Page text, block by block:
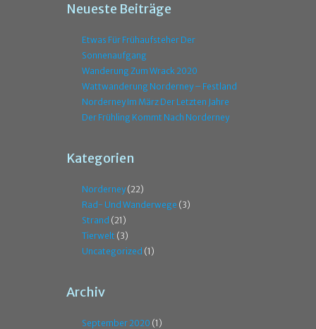
Neueste Beiträge
Etwas Für Frühaufsteher Der
Sonnenaufgang
Wanderung Zum Wrack 2020
Wattwanderung Norderney – Festland
Norderney Im März Der Letzten Jahre
Der Frühling Kommt Nach Norderney
Kategorien
Norderney(22)
Rad- Und Wanderwege (3)
Strand (21)
Tierwelt (3)
Uncategorized (1)
Archiv
September 2020 (1)